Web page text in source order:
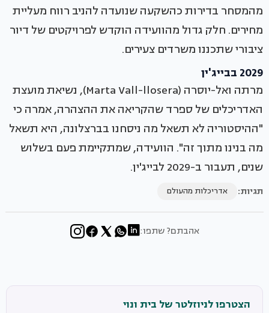
מהמסחר בדירות כהשקעה שנועדה להניב רווח מעליית
מחירים. חלק גדול מהוועידה הוקדש לפרויקטים של דיור
ציבורי שתכננו משרדים צעירים.
2029 בבייג'ין
מרתה ואל-יוסרה (Marta Vall-llosera), נשיאת מועצת
האדריכלים של ספרד שהקריאה את ההצהרה, אמרה כי
"ההיסטוריה לא תשאל מה ניסחנו בברצלונה, היא תשאל
מה בנינו מתוך זה". הוועידה, שמתקיימת פעם בשלוש
שנים, תעבור ב-2029 לבייג'ין.
תגיות: אדריכלות מהעולם
אהבתם? שתפו:
הצטרפו לניוזלטר של בית ונוי